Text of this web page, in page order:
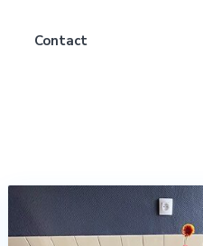
Contact